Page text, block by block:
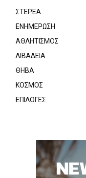
ΣΤΕΡΕΑ
ΕΝΗΜΕΡΩΣΗ
ΑΘΛΗΤΙΣΜΟΣ
ΛΙΒΑΔΕΙΑ
ΘΗΒΑ
ΚΟΣΜΟΣ
ΕΠΙΛΟΓΕΣ